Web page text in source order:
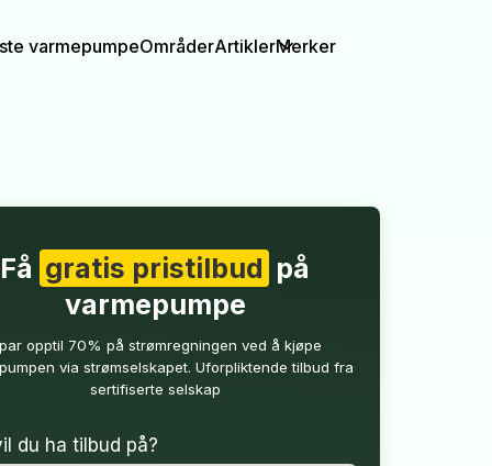
varmepumpeOmråderArtiklerMerker
Få gratis pristilbud på
varmepumpe
opptil 70% på strømregningen ved å kjøpe
via strømselskapet. Uforpliktende tilbud fra
sertifiserte selskap
du ha tilbud på?